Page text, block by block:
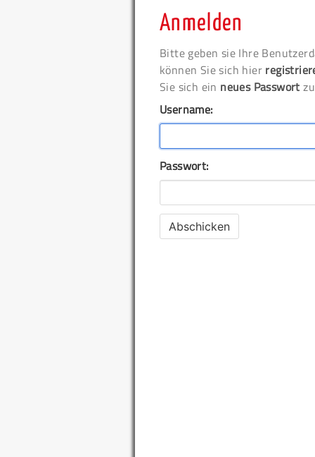
Anmelden
Bitte geben sie Ihre
können Sie sich hier
Sie sich ein neues Passwort
Username:
Passwort: